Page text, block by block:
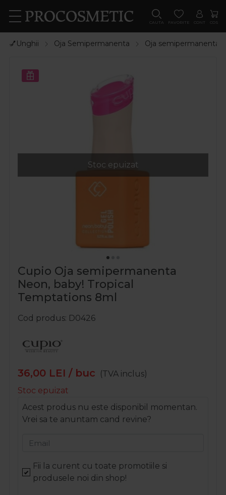
CAUTA FAVORITE CONT COS
💅Unghii Oja Semipermanenta Oja semipermanenta
Stoc epuizat
Cupio Oja semipermanenta
Neon, baby! Tropical
Temptations 8ml
Cod produs D0426
36,00 LEI / buc
(TVA inclus)
Stoc epuizat
Acest produs nu este disponibil momentan.
Vrei sa te anuntam cand revine?
Email
Fii la curent cu toate promotiile si
produsele noi din shop!